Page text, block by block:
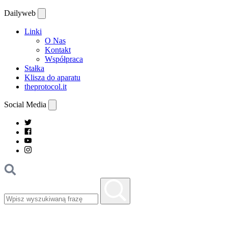
Dailyweb
Linki
O Nas
Kontakt
Współpraca
Stałka
Klisza do aparatu
theprotocol.it
Social Media